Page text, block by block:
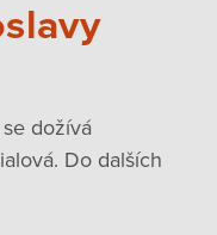
dožívá
Do dalších